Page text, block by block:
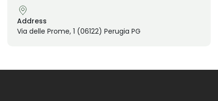
Address
Via delle Prome, 1 (06122) Perugia PG